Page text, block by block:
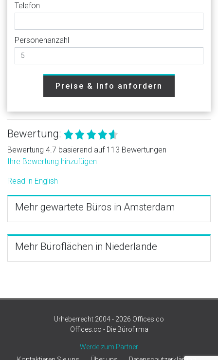
Telefon
Personenanzahl
Preise & Info anfordern
Bewertung:
Bewertung 4.7 basierend auf 113 Bewertungen
Ihre Bewertung hinzufügen
Read in English
Mehr gewartete Büros in Amsterdam
Mehr Büroflächen in Niederlande
Urheberrecht 2004 - 2026 Offices.co
Offices.co - Die Bürofirma
Werde zum Partner